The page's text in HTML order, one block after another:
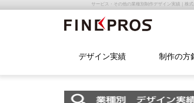
サービス・その他の業種別制作デザイン実績｜株
デザイン実績 制作の方